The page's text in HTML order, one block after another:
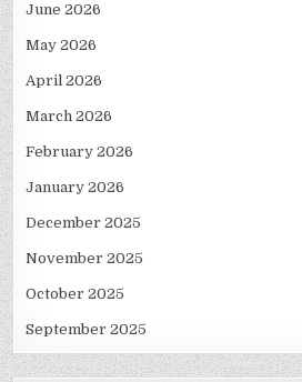
June 2026
May 2026
April 2026
March 2026
February 2026
January 2026
December 2025
November 2025
October 2025
September 2025